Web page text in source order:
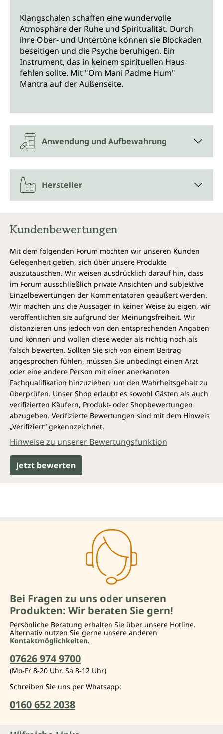
Klangschalen schaffen eine wundervolle
Atmosphäre der Ruhe und Spiritualität. Durch
ihre Ober- und Untertöne können sie Blockaden
beseitigen und die Psyche beruhigen. Ein
Instrument, das in keinem spirituellen Haus
fehlen sollte. Mit "Om Mani Padme Hum"
Mantra auf der Außenseite.
Anwendung und Aufbewahrung
Hersteller
Kundenbewertungen
Mit dem folgenden Forum möchten wir unseren Kunden
Gelegenheit geben, sich über unsere Produkte
auszutauschen. Wir weisen ausdrücklich darauf hin, dass
im Forum ausschließlich private Ansichten und subjektive
Einzelbewertungen der Kommentatoren geäußert werden.
Wir machen uns die Aussagen in keiner Weise zu eigen, wir
veröffentlichen sie aufgrund der Meinungsfreiheit. Wir
distanzieren uns jedoch von den entsprechenden Angaben
und können und wollen diese weder als richtig noch als
falsch bewerten. Sollten Sie sich von einem Beitrag
angesprochen fühlen, müssen Sie unbedingt einen Arzt
oder eine andere Person mit einer anerkannten
Fachqualifikation hinzuziehen, um den Wahrheitsgehalt zu
überprüfen. Unser Shop erlaubt es sowohl Gästen als auch
verifizierten Käufern, Produkt- oder Shopbewertungen
abzugeben. Verifizierte Bewertungen sind mit dem Hinweis
„Verifiziert“ gekennzeichnet.
Hinweise zu unserer Bewertungsfunktion
Jetzt bewerten
Bei Fragen zu uns oder unseren
Produkten: Wir beraten Sie gern!
Persönliche Beratung erhalten Sie über unsere Hotline.
Alternativ nutzen Sie gerne unsere anderen
Kontaktmöglichkeiten.
07626 974 9700
(Mo-Fr 8-20 Uhr, Sa 8-12 Uhr)
Schreiben Sie uns per Whatsapp:
0160 652 2038